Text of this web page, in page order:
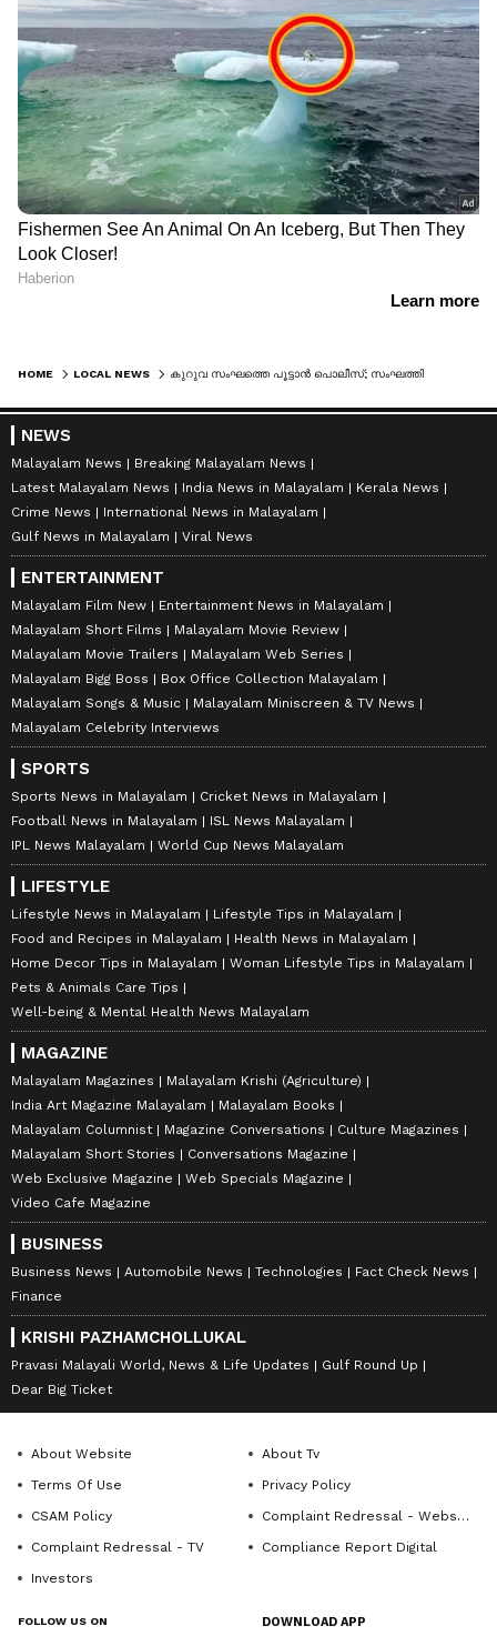
HOME LOCAL NEWS
NEWS
Malayalam News
Breaking Malayalam News
Latest Malayalam News
India News in Malayalam
Kerala News
Crime News
International News in Malayalam
Gulf News in Malayalam
Viral News
ENTERTAINMENT
Malayalam Film New
Entertainment News in Malayalam
Malayalam Short Films
Malayalam Movie Review
Malayalam Movie Trailers
Malayalam Web Series
Malayalam Bigg Boss
Box Office Collection Malayalam
Malayalam Songs & Music
Malayalam Miniscreen & TV News
Malayalam Celebrity Interviews
SPORTS
Sports News in Malayalam
Cricket News in Malayalam
Football News in Malayalam
ISL News Malayalam
IPL News Malayalam
World Cup News Malayalam
LIFESTYLE
Lifestyle News in Malayalam
Lifestyle Tips in Malayalam
Food and Recipes in Malayalam
Health News in Malayalam
Home Decor Tips in Malayalam
Woman Lifestyle Tips in Malayalam
Pets & Animals Care Tips
Well-being & Mental Health News Malayalam
MAGAZINE
Malayalam Magazines
Malayalam Krishi (Agriculture)
India Art Magazine Malayalam
Malayalam Books
Malayalam Columnist
Magazine Conversations
Culture Magazines
Malayalam Short Stories
Conversations Magazine
Web Exclusive Magazine
Web Specials Magazine
Video Cafe Magazine
BUSINESS
Business News Automobile News Technologies
Fact Check News
Finance
KRISHI PAZHAMCHOLLUKAL
Pravasi Malayali World, News & Life Updates
Gulf Round Up
Dear Big Ticket
About Website
About Tv
Terms Of Use
Privacy Policy
CSAM Policy
Complaint Redressal - Website
Complaint Redressal - TV
Compliance Report Digital
Investors
FOLLOW US ON DOWNLOAD APP